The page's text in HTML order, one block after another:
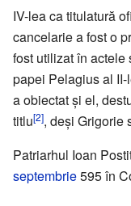
IV-lea ca titulatură
cancelarie a fost o
fost utilizat în actele
papei Pelagius al
a obiectat și el,
titlu[2], deși Grigorie
Patriarhul Ioan
septembrie595 în